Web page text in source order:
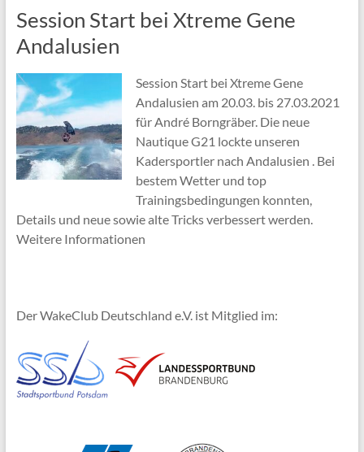
Session Start bei Xtreme Gene
Andalusien
Session Start bei Xtreme Gene
Andalusien am 20.03. bis 27.03.2021
für André Borngräber. Die neue
Nautique G21 lockte unseren
Kadersportler nach Andalusien . Bei
bestem Wetter und top
Trainingsbedingungen konnten,
Details und neue sowie alte Tricks verbessert werden.
Weitere Informationen
Der WakeClub Deutschland e.V. ist Mitglied im: